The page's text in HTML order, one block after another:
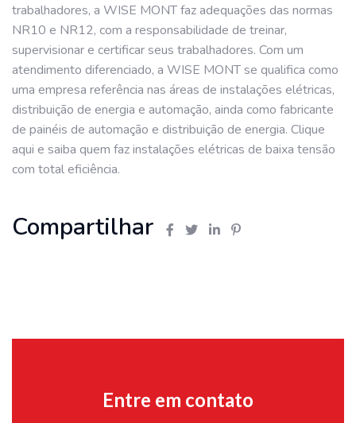
trabalhadores, a WISE MONT faz adequações das normas
NR10 e NR12, com a responsabilidade de treinar,
supervisionar e certificar seus trabalhadores. Com um
atendimento diferenciado, a WISE MONT se qualifica como
uma empresa referência nas áreas de instalações elétricas,
distribuição de energia e automação, ainda como fabricante
de painéis de automação e distribuição de energia. Clique
aqui e saiba quem faz instalações elétricas de baixa tensão
com total eficiência.
Compartilhar
Entre em contato